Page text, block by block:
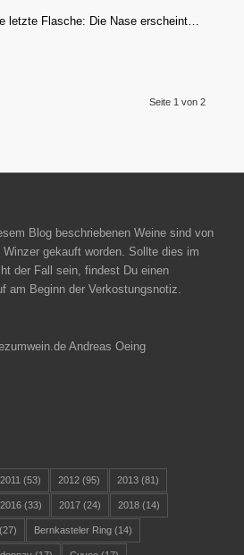
letzte Flasche: Die Nase erscheint…
Seite 1 von 2
Blog beschriebenen Weine sind von
gekauft worden. Sollte dies im
der Fall sein, findest Du einen
am Beginn der Verkostungsnotiz.
Andreas Oeing
2011 (53) 2012(95) 2013(81)
2016(33) 2017(24) 2018(14)
Bernkasteler Ring(14)